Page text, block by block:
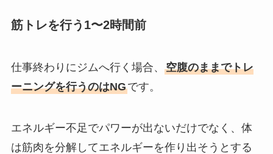
筋トレを行う1〜2時間前
仕事終わりにジムへ行く場合、 空腹のままでトレ
ーニングを行うのはNGです。
エネルギー不足でパワーが出ないだけでなく、体
は筋肉を分解してエネルギーを作り出そうとする